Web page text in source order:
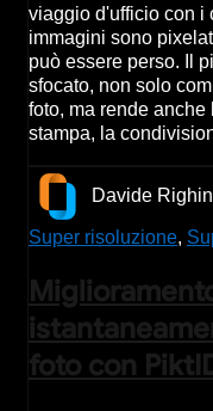
viaggio d'ufficio con i
immagini sono
può essere perso. Il
sfocato, non solo
foto, ma rende
stampa, la
Davide
Super risoluzione,
foto con